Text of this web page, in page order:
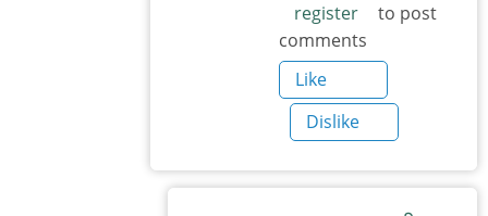
by
मेघना
भुस्कुटे
register
to post
comments
Like
Dislike